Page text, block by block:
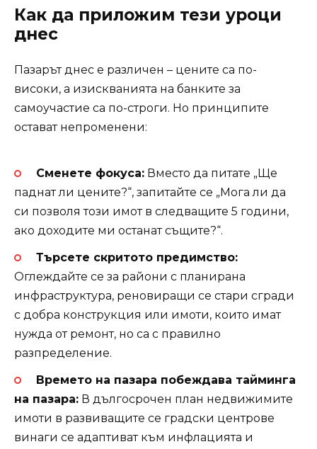
Как да приложим тези уроци
днес
Пазарът днес е различен – цените са по-
високи, а изискванията на банките за
самоучастие са по-строги. Но принципите
остават непроменени:
Сменете фокуса:Вместо да питате „Ще
паднат ли цените?“, запитайте се „Мога ли да
си позволя този имот в следващите 5 години,
ако доходите ми останат същите?“.
Търсете скритото предимство:
Оглеждайте се за райони с планирана
инфраструктура, реновиращи се стари сгради
с добра конструкция или имоти, които имат
нужда от ремонт, но са с правилно
разпределение.
Времето на пазара побеждава тайминга
на пазара: В дългосрочен план недвижимите
имоти в развиващите се градски центрове
винаги се адаптиват към инфлацията и